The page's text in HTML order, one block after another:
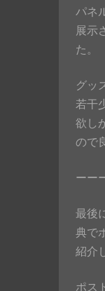
パネ
展示
た。
グッ
若干
欲し
ので
ーー
最後
典で
紹介
ポス